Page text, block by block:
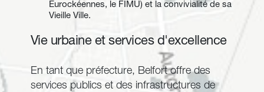
Eurockéennes, le FIMU) et la convivialité de sa
Vieille Ville.
Vie urbaine et services d'excellence
En tant que préfecture, Belfort offre des
services publics et des infrastructures de